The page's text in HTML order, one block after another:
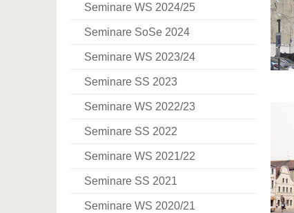
Seminare WS 2024/25
Seminare SoSe 2024
Seminare WS 2023/24
Seminare SS 2023
Seminare WS 2022/23
Seminare SS 2022
Seminare WS 2021/22
Seminare SS 2021
Seminare WS 2020/21